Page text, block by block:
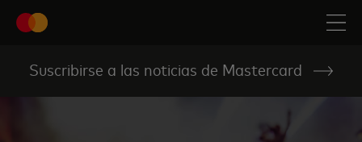
Suscribirse a las noticias de Mastercard